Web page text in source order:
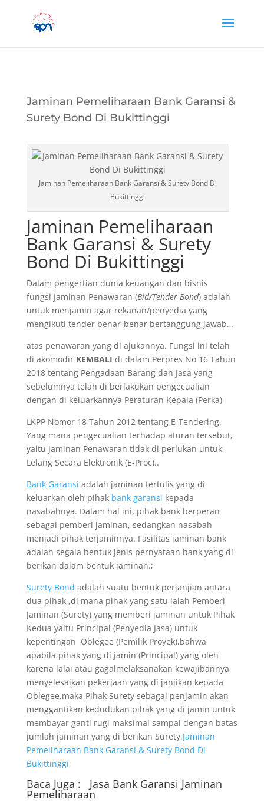
Jaminan Pemeliharaan Bank Garansi &
Surety Bond Di Bukittinggi
Jaminan Pemeliharaan Bank Garansi & Surety Bond Di
Bukittinggi
Jaminan Pemeliharaan
Bank Garansi & Surety
Bond Di Bukittinggi
Dalam pengertian dunia keuangan dan bisnis
fungsi Jaminan Penawaran (Bid/Tender Bond) adalah
untuk menjamin agar rekanan/penyedia yang
mengikuti tender benar-benar bertanggung jawab…
atas penawaran yang di ajukannya. Fungsi ini telah
di akomodir KEMBALI di dalam Perpres No 16 Tahun
2018 tentang Pengadaan Barang dan Jasa yang
sebelumnya telah di berlakukan pengecualian
dengan di keluarkannya Peraturan Kepala (Perka)
LKPP Nomor 18 Tahun 2012 tentang E-Tendering.
Yang mana pengecualian terhadap aturan tersebut,
yaitu Jaminan Penawaran tidak di perlukan untuk
Lelang Secara Elektronik (E-Proc)..
Bank Garansi adalah jaminan tertulis yang di
keluarkan oleh pihak bank garansi kepada
nasabahnya. Dalam hal ini, pihak bank berperan
sebagai pemberi jaminan, sedangkan nasabah
menjadi pihak terjaminnya. Fasilitas jaminan bank
adalah segala bentuk jenis pernyataan bank yang di
berikan dalam bentuk jaminan.;
Surety Bond adalah suatu bentuk perjanjian antara
dua pihak,,di mana pihak yang satu ialah Pemberi
Jaminan (Surety) yang memberi jaminan untuk Pihak
Kedua yaitu Principal (Penyedia Jasa) untuk
kepentingan Oblegee (Pemilik Proyek),bahwa
apabila pihak yang di jamin (Principal) yang oleh
karena lalai atau gagalmelaksanakan kewajibannya
menyelesaikan pekerjaan yang di janjikan kepada
Oblegee,maka Pihak Surety sebagai penjamin akan
menggantikan kedudukan pihak yang di jamin untuk
membayar ganti rugi maksimal sampai dengan batas
jumlah jaminan yang di berikan Surety.Jaminan
Pemeliharaan Bank Garansi & Surety Bond Di
Bukittinggi
Baca Juga : Jasa Bank Garansi Jaminan
Pemeliharaan